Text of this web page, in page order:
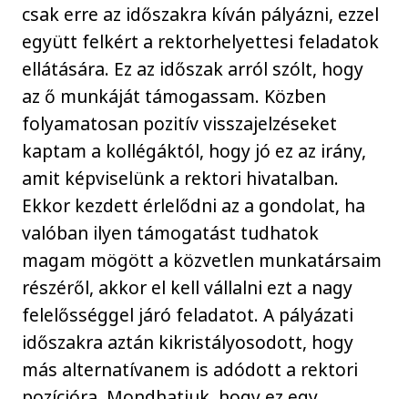
csak erre az időszakra kíván pályázni, ezzel
együtt felkért a rektorhelyettesi feladatok
ellátására. Ez az időszak arról szólt, hogy
az ő munkáját támogassam. Közben
folyamatosan pozitív visszajelzéseket
kaptam a kollégáktól, hogy jó ez az irány,
amit képviselünk a rektori hivatalban.
Ekkor kezdett érlelődni az a gondolat, ha
valóban ilyen támogatást tudhatok
magam mögött a közvetlen munkatársaim
részéről, akkor el kell vállalni ezt a nagy
felelősséggel járó feladatot. A pályázati
időszakra aztán kikristályosodott, hogy
más alternatívanem is adódott a rektori